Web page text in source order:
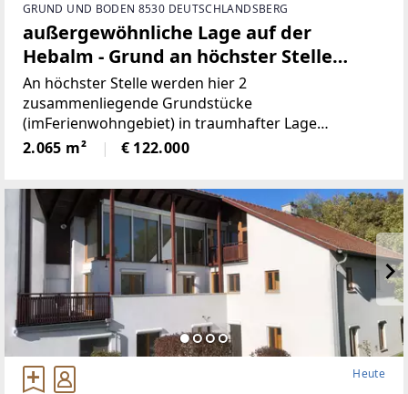
GRUND UND BODEN 8530 DEUTSCHLANDSBERG
außergewöhnliche Lage auf der
Hebalm - Grund an höchster Stelle
(Provisionsfrei)
An höchster Stelle werden hier 2
zusammenliegende Grundstücke
(imFerienwohngebiet) in traumhafter Lage
angeboten! Die beiden Grundstücke haben
inSumme 2.065m² (€59/ m²), sind süd-westlich
1100
2.065 m² € 122.000
Heute